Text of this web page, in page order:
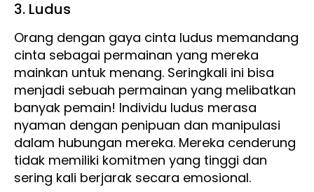
3. Ludus
Orang dengan gaya cinta ludus memandang
cinta sebagai permainan yang mereka
mainkan untuk menang. Seringkali ini bisa
menjadi sebuah permainan yang melibatkan
banyak pemain! Individu ludus merasa
nyaman dengan penipuan dan manipulasi
dalam hubungan mereka. Mereka cenderung
tidak memiliki komitmen yang tinggi dan
sering kali berjarak secara emosional.